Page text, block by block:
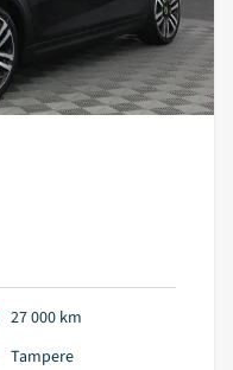
27 000 km
Tampere